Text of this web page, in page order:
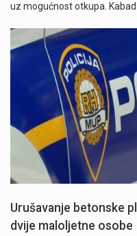
uz mogućnost otkupa.
Urušavanje betonske
dvije maloljetne osobe